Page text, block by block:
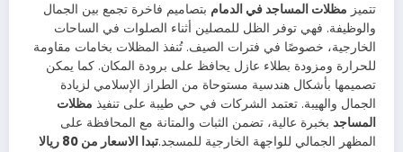
تتميز مظلات المساجد في الدمام بتصاميم فاخرة تجمع بين الجمال
والوظيفة. فهي توفر الظل للمصلين أثناء الصلوات في الساحات
الخارجية، خصوصًا في فترات الصيف. تُنفذ المظلات بخامات مقاومة
للحرارة ومزودة بطلاء عازل يحافظ على برودة المكان. كما يمكن
تصميمها بأشكال هندسية مستوحاة من الطراز الإسلامي لزيادة
الجمال والهيبة. تعتمد الشركات في حي طيبة على تنفيذ مظلات
المساجد بخبرة عالية، تضمن الثبات والمتانة مع المحافظة على
المظهر الجمالي للواجهة الخارجية للمسجد.تبدا الاسعار من 80 ريالا